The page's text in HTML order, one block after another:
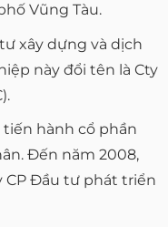
Vũng Tàu.
xây dựng và dịch
này đổi tên là Cty
hành cổ phần
Đến năm 2008,
CP Đầu tư phát triển